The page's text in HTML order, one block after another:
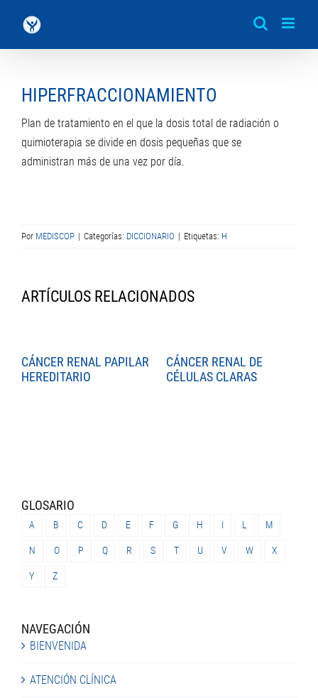
contenido
HIPERFRACCIONAMIENTO
Plan de tratamiento en el que la dosis total de radiación o
quimioterapia se divide en dosis pequeñas que se
administran más de una vez por día.
Por MEDISCOP | Categorías: DICCIONARIO | Etiquetas: H
ARTÍCULOS RELACIONADOS
CÁNCER RENAL PAPILAR
HEREDITARIO
CÁNCER RENAL DE
CÉLULAS CLARAS
GLOSARIO
A B C D E F G H I L M
N O P Q R S T U V W X
Y Z
NAVEGACIÓN
BIENVENIDA
ATENCIÓN CLÍNICA